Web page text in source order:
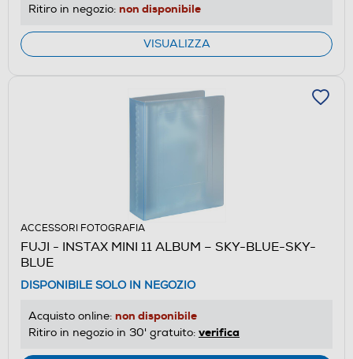
Ritiro in negozio: non disponibile
VISUALIZZA
ACCESSORI FOTOGRAFIA
FUJI - INSTAX MINI 11 ALBUM – SKY-BLUE-SKY-
BLUE
DISPONIBILE SOLO IN NEGOZIO
Acquisto online: non disponibile
Ritiro in negozio in 30' gratuito: verifica